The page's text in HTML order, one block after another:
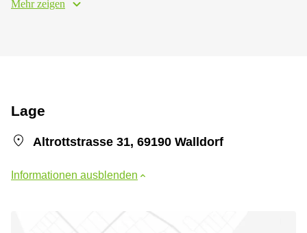
Mehr zeigen
Lage
Altrottstrasse 31, 69190 Walldorf
Informationen ausblenden